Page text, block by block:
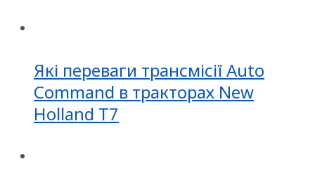
Які переваги трансмісії Auto
Command в тракторах New
Holland T7